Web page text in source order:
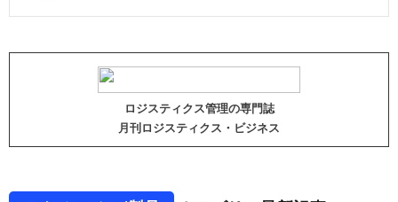
ロジスティクス管理の専門誌
月刊ロジスティクス・ビジネス